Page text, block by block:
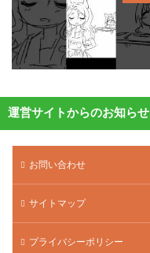
運営サイトからのお知らせ
お問い合わせ
サイトマップ
プライバシーポリシー